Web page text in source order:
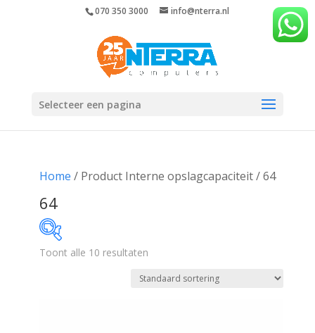
070 350 3000 info@nterra.nl
Selecteer een pagina
Home / Product Interne opslagcapaciteit / 64
64
Toont alle 10 resultaten